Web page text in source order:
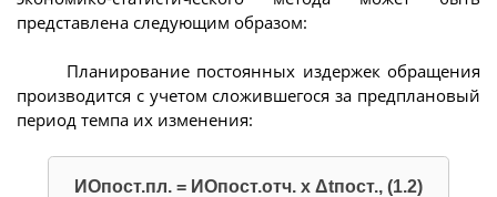
представлена следующим образом:
Планирование постоянных издержек обращения
производится с учетом сложившегося за предплановый
период темпа их изменения:
ИОпост.пл. = ИОпост.отч. х Δtпост., (1.2)